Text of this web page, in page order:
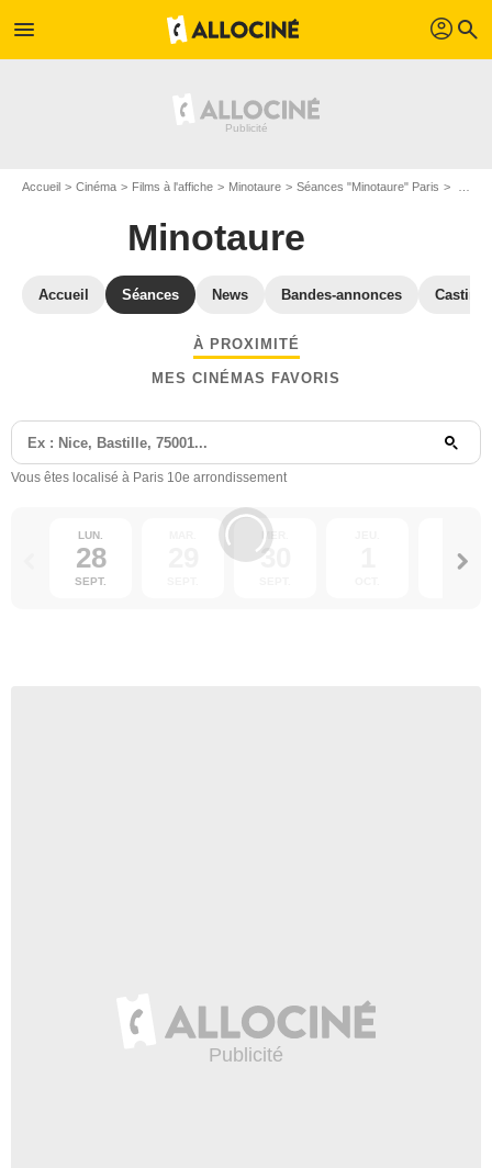
menu profil search
Accueil Cinéma Films à l'affiche Minotaure Séances "Minotaure" Paris
Minotaure
Accueil Séances News Bandes-annonces Casting
À PROXIMITÉ
MES CINÉMAS FAVORIS
Vous êtes localisé à Paris 10e arrondissement
LUN.
28
SEPT.
30 2